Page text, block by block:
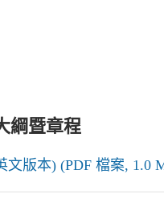
綱暨章程
文版本) (PDF 檔案, 1.0